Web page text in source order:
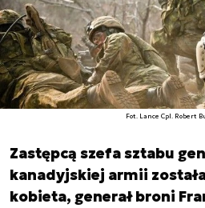
Fot. Lance Cpl. Robert
Zastępcą szefa sztabu
kanadyjskiej armii
kobieta, generał broni